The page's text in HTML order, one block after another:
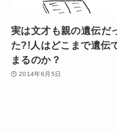
実は文才も親の遺伝だ
た?!人はどこまで遺伝
まるのか？
2014年6月5日